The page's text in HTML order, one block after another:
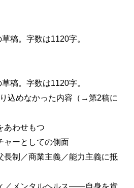
稿。字数は1120字。
稿。字数は1120字。
り込めなかった内容（→第2稿に
あわせもつ
ャーとしての側面
長制／商業主義／能力主義に抵
／メンタルヘルス――自身を肯